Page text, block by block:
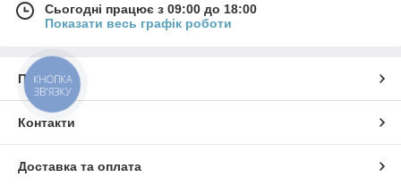
Сьогодні працює з 09:00 до 18:00
Показати весь графік роботи
Про нас
Контакти
Доставка та оплата
КНОПКА
ЗВ'ЯЗКУ